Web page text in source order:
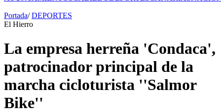
Portada/ DEPORTES
El Hierro
La empresa herreña 'Condaca',
patrocinador principal de la
marcha cicloturista ''Salmor
Bike''